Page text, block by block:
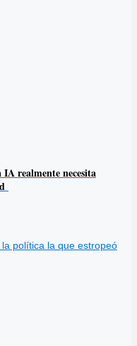
realmente necesita